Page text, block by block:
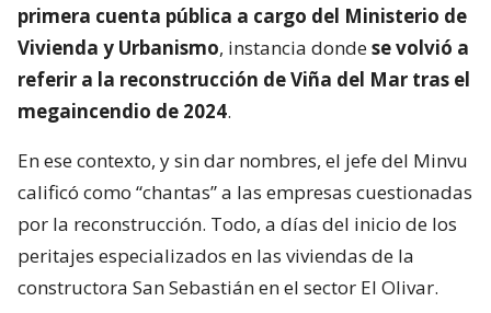
primera cuenta pública a cargo del Ministerio de
Vivienda y Urbanismo, instancia dondese volvió a
referir a la reconstrucción de Viña del Mar tras el
megaincendio de 2024.
En ese contexto, y sin dar nombres, el jefe del Minvu
calificó como “chantas” a las empresas cuestionadas
por la reconstrucción. Todo, a días del inicio de los
peritajes especializados en las viviendas de la
constructora San Sebastián en el sector El Olivar.